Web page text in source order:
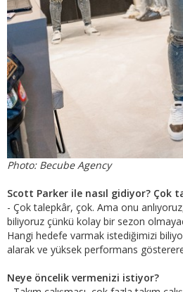
Photo: Becube Agency
Scott Parker ile nasıl gidiyor? Çok
- Çok talepkâr, çok. Ama onu
biliyoruz çünkü kolay bir sezon
Hangi hedefe varmak istediğimizi
alarak ve yüksek performans
Neye öncelik vermenizi istiyor?